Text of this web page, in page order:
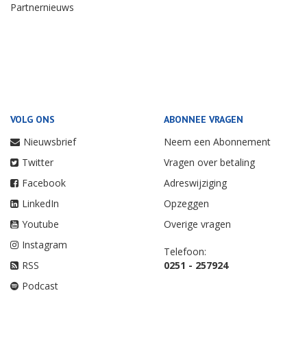
Partnernieuws
VOLG ONS
Nieuwsbrief
Twitter
Facebook
LinkedIn
Youtube
Instagram
RSS
Podcast
ABONNEE VRAGEN
Neem een Abonnement
Vragen over betaling
Adreswijziging
Opzeggen
Overige vragen
Telefoon:
0251 - 257924